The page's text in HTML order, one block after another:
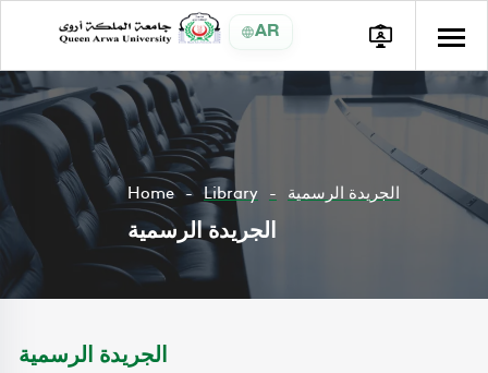
AR
Home Library الجريدة الرسمية
الجريدة الرسمية
الجريدة الرسمية